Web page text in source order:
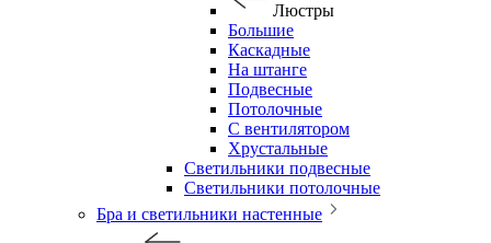
Люстры
Большие
Каскадные
На штанге
Подвесные
Потолочные
С вентилятором
Хрустальные
Светильники подвесные
Светильники потолочные
Бра и светильники настенные